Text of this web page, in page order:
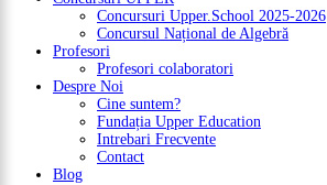
Concursuri Upper.School 2025-2026
Concursul Național de Algebră
Profesori
Profesori colaboratori
Despre Noi
Cine suntem?
Fundația Upper Education
Intrebari Frecvente
Contact
Blog